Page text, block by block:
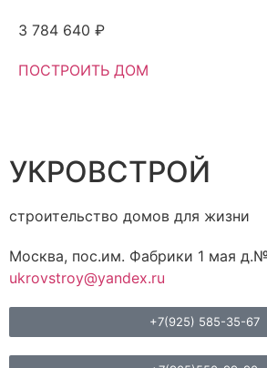
3 784 640 ₽
ПОСТРОИТЬ ДОМ
УКРОВСТРОЙ
строительство домов для жизни
Москва, пос.им. Фабрики 1 мая
ukrovstroy@yandex.ru
+7(925) 585-35-67